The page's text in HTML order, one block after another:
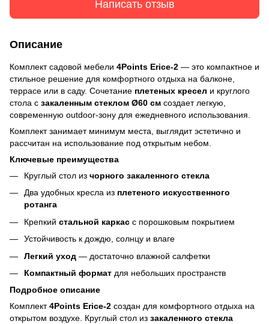
Написать отзыв
Описание
Комплект садовой мебели 4Points Erice-2 — это компактное и
стильное решение для комфортного отдыха на балконе,
террасе или в саду. Сочетание плетеных кресел и круглого
стола с закаленным стеклом Ø60 см создает легкую,
современную outdoor-зону для ежедневного использования.
Комплект занимает минимум места, выглядит эстетично и
рассчитан на использование под открытым небом.
Ключевые преимущества
Круглый стол из чорного закаленного стекла
Два удобных кресла из плетеного искусственного
ротанга
Крепкий стальной каркас с порошковым покрытием
Устойчивость к дождю, солнцу и влаге
Легкий уход — достаточно влажной салфетки
Компактный формат для небольших пространств
Подробное описание
Комплект4Points Erice-2 создан для комфортного отдыха на
открытом воздухе. Круглый стол из закаленного стекла